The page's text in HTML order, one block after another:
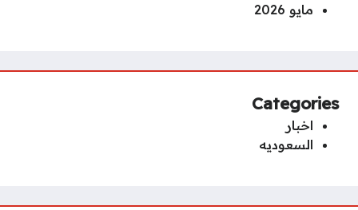
مايو 2026
Categories
اخبار
السعوديه